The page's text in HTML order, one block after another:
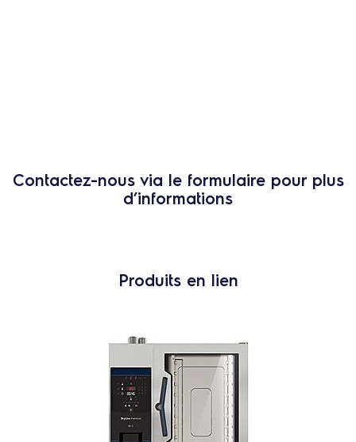
Contactez-nous via le formulaire pour plus
d’informations
Produits en lien